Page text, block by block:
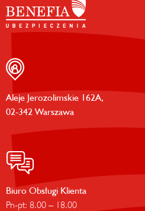
Aleje Jerozolimskie 162A,
02-342 Warszawa
Biuro Obsługi Klienta
Pn-pt: 8.00 – 18.00